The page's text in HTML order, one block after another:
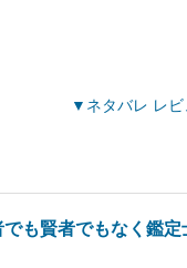
ネタバレ レ
も賢者でもなく鑑